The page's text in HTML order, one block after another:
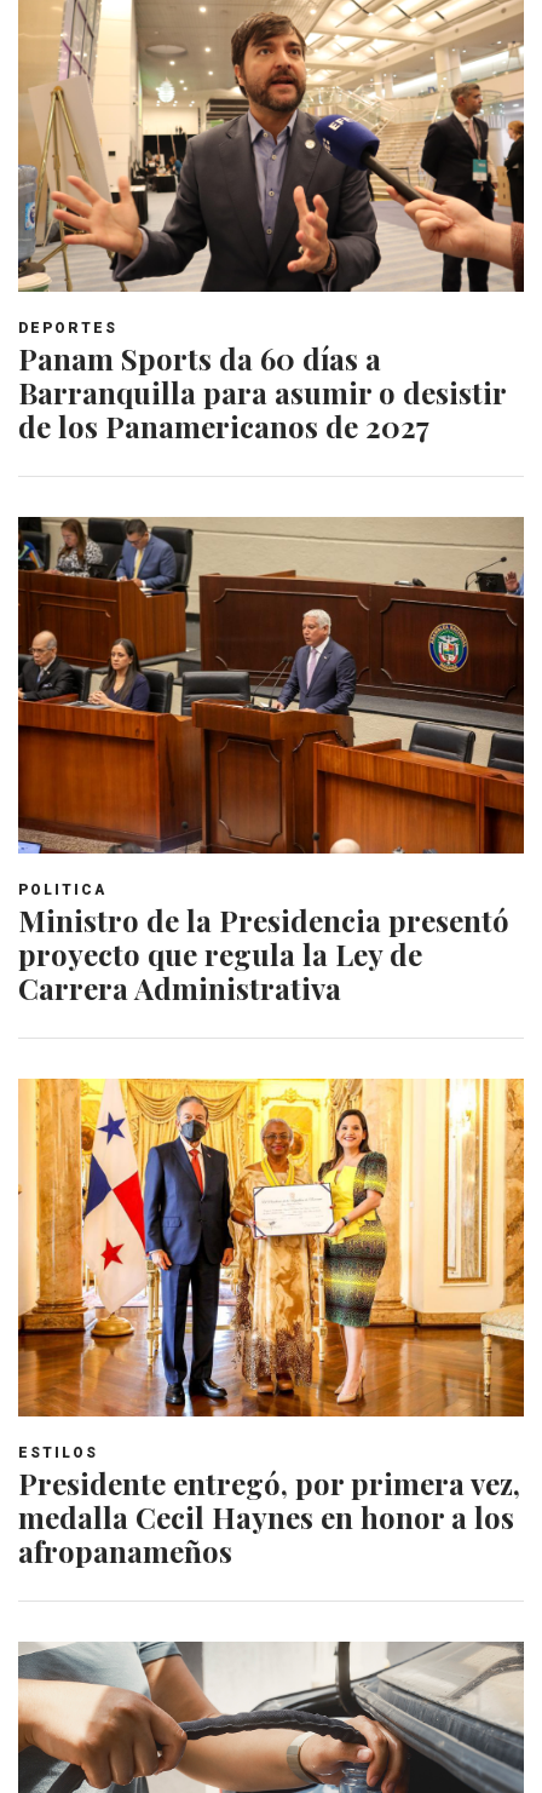
DEPORTES
Panam Sports da 60 días a
Barranquilla para asumir o desistir
de los Panamericanos de 2027
POLITICA
Ministro de la Presidencia presentó
proyecto que regula la Ley de
Carrera Administrativa
ESTILOS
Presidente entregó, por primera vez,
medalla Cecil Haynes en honor a los
afropanameños